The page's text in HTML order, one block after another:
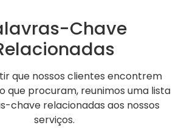
Chave
que nossos clientes encontrem
que procuram, reunimos uma lista
chave relacionadas aos nossos
serviços.